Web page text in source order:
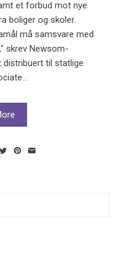
et forbud mot nye
boliger og skoler.
må samsvare med
skrev Newsom-
distribuert til statlige